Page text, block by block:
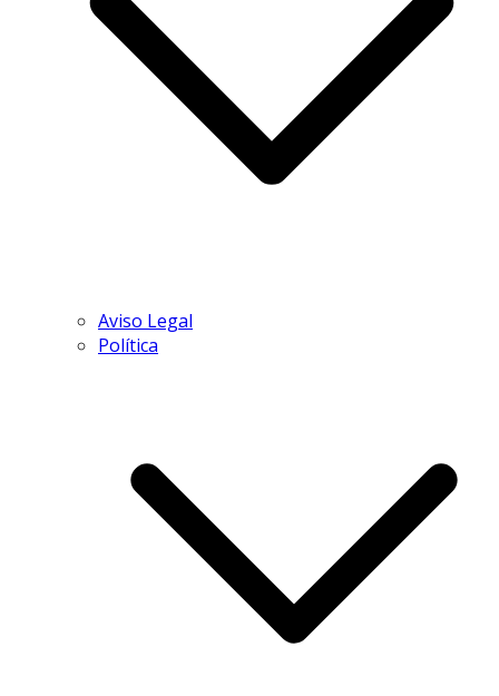
Aviso Legal
Política